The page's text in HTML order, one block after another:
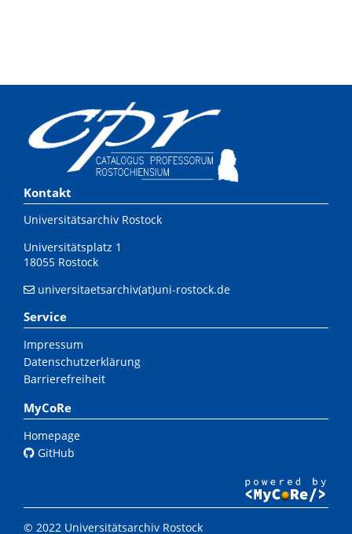
Kontakt
Universitätsarchiv Rostock
Universitätsplatz 1
18055 Rostock
universitaetsarchiv(at)uni-rostock.de
Service
Impressum
Datenschutzerklärung
Barrierefreiheit
MyCoRe
Homepage
GitHub
© 2022 Universitätsarchiv Rostock